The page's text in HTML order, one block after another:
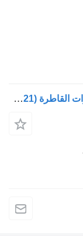
أسطوانة هيدروليكية 85417236031 لـ السيارات القاطرة MAN TGL, TGM, TGS, TGX (2005-2021)